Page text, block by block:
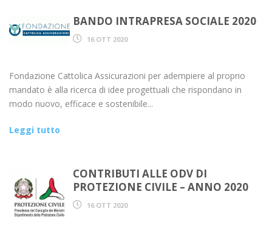
BANDO INTRAPRESA SOCIALE 2020
16 OTT 2020
Fondazione Cattolica Assicurazioni per adempiere al proprio
mandato è alla ricerca di idee progettuali che rispondano in
modo nuovo, efficace e sostenibile...
Leggi tutto
CONTRIBUTI ALLE ODV DI
PROTEZIONE CIVILE – ANNO 2020
16 OTT 2020